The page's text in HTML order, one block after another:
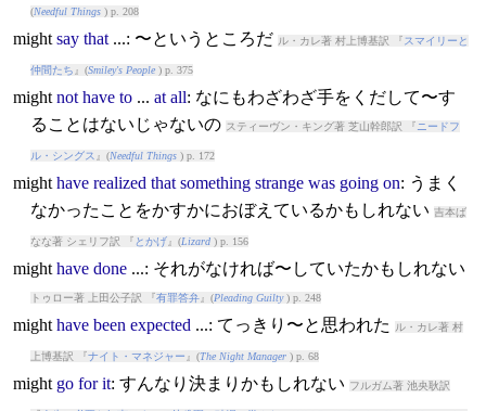
(Needful Things) p. 208
might say that...: 〜というところだ ル・カレ著 村上博基訳 『スマイリーと
仲間たち 』(Smiley's People) p. 375
might not have to... at all: なにもわざわざ手をくだして〜す
ることはないじゃないの スティーヴン・キング著 芝山幹郎訳 『 ニードフ
ル・シングス 』(Needful Things) p. 172
might have realized that something strange was going on: うまく
なかったことをかすかにおぼえているかもしれない 吉本ば
なな著 シェリフ訳 『 とかげ』(Lizard) p. 156
might have done...: それがなければ〜していたかもしれない
トゥロー著 上田公子訳 『有罪答弁』(Pleading Guilty) p. 248
might have been expected ...: てっきり〜と思われた ル・カレ著 村
上博基訳 『ナイト・マネジャー 』(The Night Manager) p. 68
might go for it: すんなり決まりかもしれない フルガム著 池央耿訳